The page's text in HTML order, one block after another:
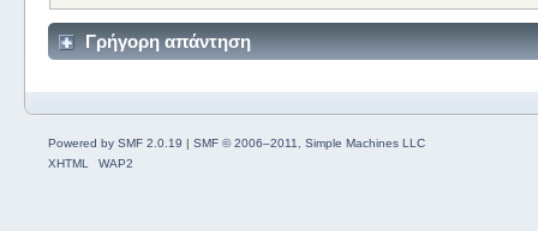
Γρήγορη απάντηση
Powered by SMF 2.0.19 | SMF © 2006–2011, Simple Machines LLC
XHTML
WAP2